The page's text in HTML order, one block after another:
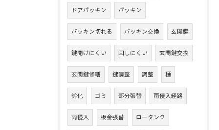
ドアパッキン パッキン
パッキン切れる パッキン交換 玄関鍵
鍵開けにくい 回しにくい 玄関鍵交換
玄関鍵修繕 鍵調整 調整 樋
劣化 ゴミ 部分張替 雨侵入経路
雨侵入 板金張替 ロータンク